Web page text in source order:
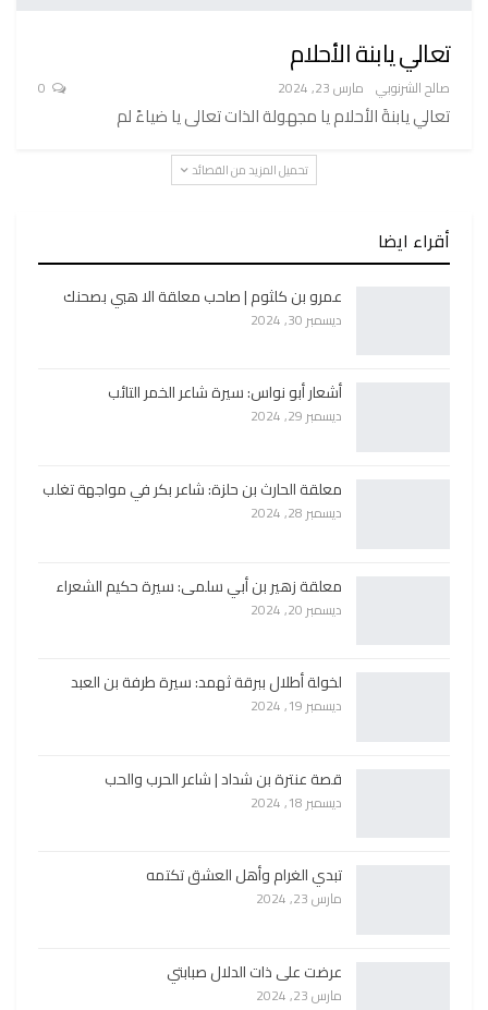
تعالي يابنة الأحلام
صالح الشرنوبي مارس 23, 2024
تعالي يابنةَ الأحلام يا مجهولة الذات تعالى يا ضياءً لم
تحميل المزيد من القصائد
أقراء ايضا
عمرو بن كلثوم | صاحب معلقة الا هبي بصحنك
ديسمبر 30, 2024
أشعار أبو نواس: سيرة شاعر الخمر التائب
ديسمبر 29, 2024
معلقة الحارث بن حلزة: شاعر بكر في مواجهة تغلب
ديسمبر 28, 2024
معلقة زهير بن أبي سلمى: سيرة حكيم الشعراء
ديسمبر 20, 2024
لخولة أطلال ببرقة ثهمد: سيرة طرفة بن العبد
ديسمبر 19, 2024
قصة عنترة بن شداد | شاعر الحرب والحب
ديسمبر 18, 2024
تبدي الغرام وأهل العشق تكتمه
مارس 23, 2024
عرضت على ذات الدلال صبابتي
مارس 23, 2024